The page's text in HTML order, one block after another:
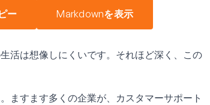
ー Markdownを表示
活は想像しにくいです。それほど深く、この
ますます多くの企業が、カスタマーサポート